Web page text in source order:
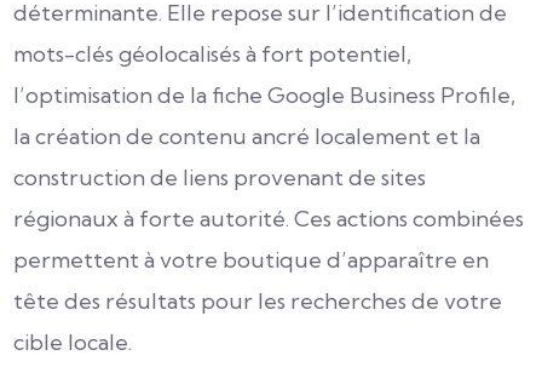
déterminante. Elle repose sur l’identification de
mots-clés géolocalisés à fort potentiel,
l’optimisation de la fiche Google Business Profile,
la création de contenu ancré localement et la
construction de liens provenant de sites
régionaux à forte autorité. Ces actions combinées
permettent à votre boutique d’apparaître en
tête des résultats pour les recherches de votre
cible locale.